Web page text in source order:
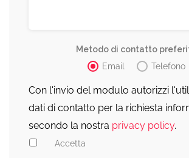
Metodo di contatto
Email
Telefono
Con l'invio del modulo autorizzi
dati di contatto per la richiesta
secondo la nostra privacy policy.
Accetta